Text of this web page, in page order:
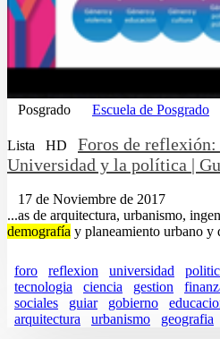
Posgrado Escuela de Posgrado
Lista HD
Foros de reflexión:
Universidad y la política |
17 de Noviembre de 2017
...as de arquitectura, urbanismo,
demografía y planeamiento urbano y
foro reflexion universidad
tecnologia
ciencia gestion
sociales
guiar gobierno
arquitectura
urbanismo geografia